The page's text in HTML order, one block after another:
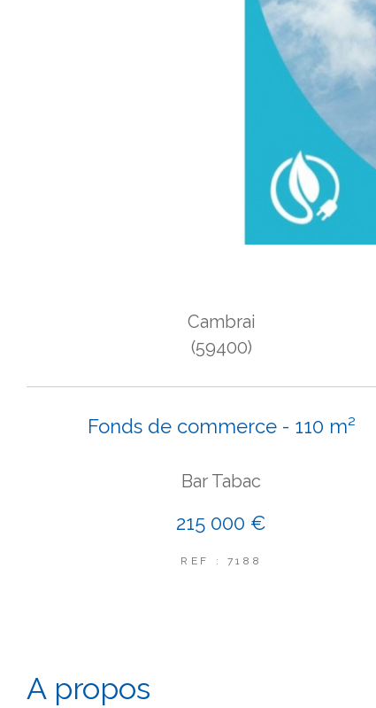
Cambrai
(59400)
Fonds de commerce - 110 m²
Bar Tabac
215 000 €
REF : 7188
a propos